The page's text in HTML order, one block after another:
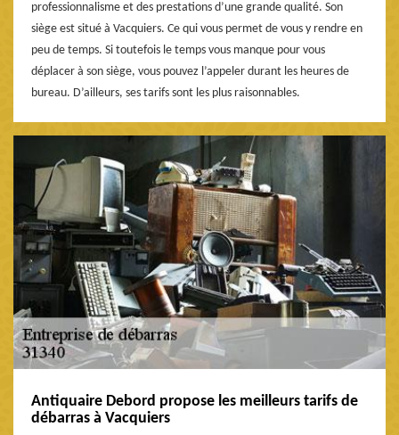
professionnalisme et des prestations d’une grande qualité. Son
siège est situé à Vacquiers. Ce qui vous permet de vous y rendre en
peu de temps. Si toutefois le temps vous manque pour vous
déplacer à son siège, vous pouvez l’appeler durant les heures de
bureau. D’ailleurs, ses tarifs sont les plus raisonnables.
Antiquaire Debord propose les meilleurs tarifs de
débarras à Vacquiers